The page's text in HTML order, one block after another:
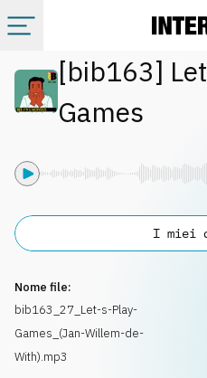
Categorie
Info
[bib163]
Games
Nome file:
bib163_27_Let-s-Play-
Games_(Jan-Willem-de-
With).mp3
I miei